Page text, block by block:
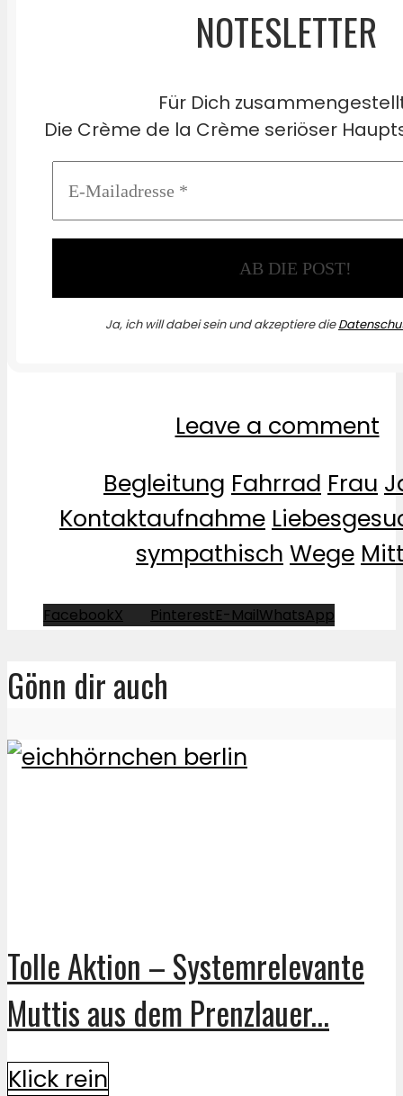
NOTESLETTER
Für Dich
Die Crème de la Crème seriöser
Ja, ich will dabei sein und akzeptiere die
Leave a comment
Begleitung Fahrrad Frau
Kontaktaufnahme
sympathisch Wege
FacebookX PinterestE-MailWhatsApp
Gönn dir auch
Tolle Aktion – Systemrelevante
Muttis aus dem Prenzlauer...
Klick rein